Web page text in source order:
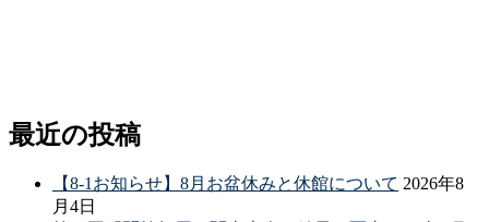
最近の投稿
【8-1お知らせ】8月お盆休みと休館について 2026年8
月4日